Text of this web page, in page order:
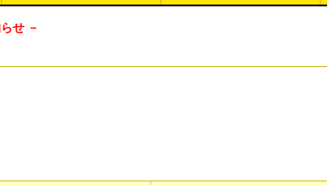
せ －